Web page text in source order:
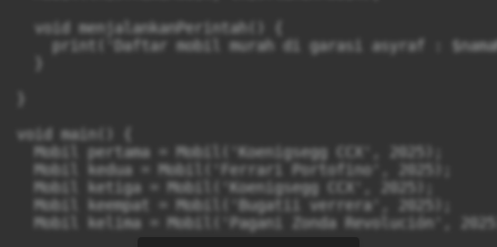
  void menjalankanPerintah() {
print('Daftar mobil murah di garasi asyraf :
void main() {
  Mobil pertama = Mobil('Koenigsegg CCX', 2025);
  Mobil kedua = Mobil('Ferrari Portofino', 2025);
  Mobil ketiga = Mobil('Koenigsegg CCX', 2025);
  Mobil keempat = Mobil('Bugatii verrera', 2025);
Mobil kelima = Mobil('Pagani Zonda Revolución',